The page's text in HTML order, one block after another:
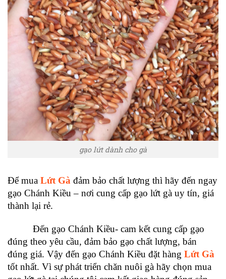
gạo lứt dành cho gà
Để mua Lứt Gà đảm bảo chất lượng thì hãy đến ngay
gạo Chánh Kiều – nơi cung cấp gạo lứt gà uy tín, giá
thành lại rẻ.
Đến gạo Chánh Kiều- cam kết cung cấp gạo
đúng theo yêu cầu, đảm bảo gạo chất lượng, bán
đúng giá. Vậy đến gạo Chánh Kiều đặt hàng Lứt Gà
tốt nhất. Vì sự phát triển chăn nuôi gà hãy chọn mua